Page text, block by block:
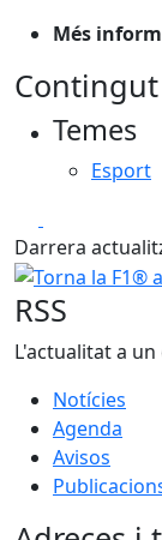
Més
Temes
Esport
Darrera
Torna la F1® a
RSS
L'actualitat a un
Notícies
Agenda
Avisos